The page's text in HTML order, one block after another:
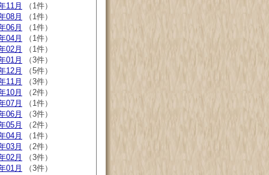
11月
（1件）
08月
（1件）
06月
（1件）
04月
（1件）
02月
（1件）
01月
（3件）
12月
（5件）
11月
（3件）
10月
（2件）
07月
（1件）
06月
（3件）
05月
（2件）
04月
（1件）
03月
（2件）
02月
（3件）
01月
（3件）